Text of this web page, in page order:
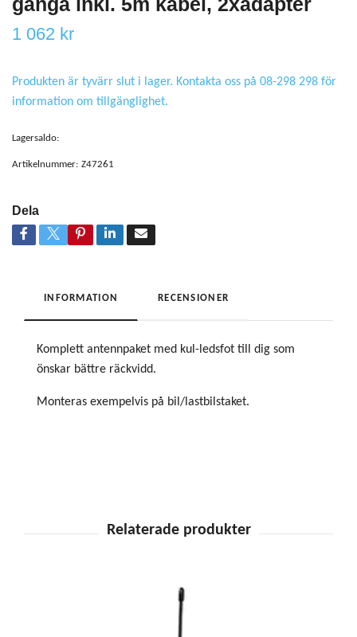
1 062 kr
Produkten är tyvärr slut i lager. Kontakta oss på 08-298 298 för
information om tillgänglighet.
Lagersaldo:
Artikelnummer: Z47261
Dela
INFORMATION RECENSIONER
Komplett antennpaket med kul-ledsfot till dig som
önskar bättre räckvidd.
Monteras exempelvis på bil/lastbilstaket.